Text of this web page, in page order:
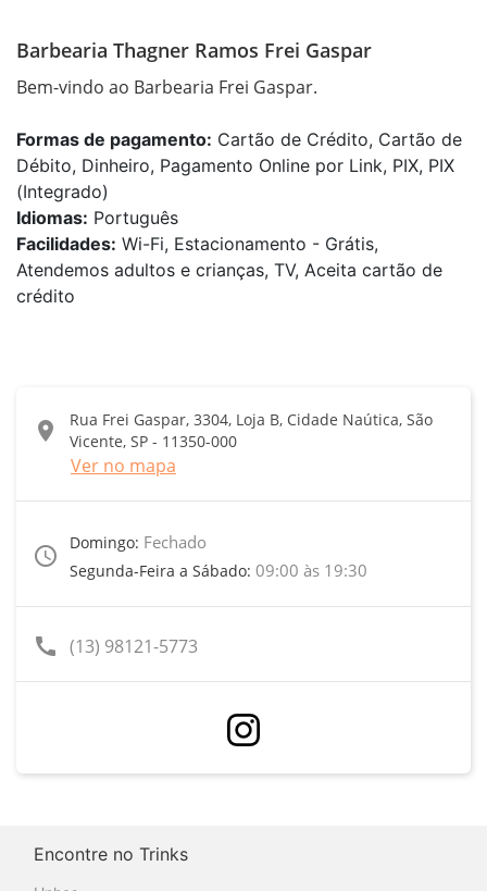
Barbearia Thagner Ramos Frei Gaspar
Bem-vindo ao Barbearia Frei Gaspar.
Formas de pagamento: Cartão de Crédito, Cartão de
Débito, Dinheiro, Pagamento Online por Link, PIX, PIX
(Integrado)
Idiomas: Português
Facilidades: Wi-Fi, Estacionamento - Grátis,
Atendemos adultos e crianças, TV, Aceita cartão de
crédito
location_on
Rua Frei Gaspar, 3304, Loja B, Cidade Naútica, São
Vicente, SP - 11350-000
Ver no mapa
access_time
Domingo: Fechado
Segunda-Feira a Sábado: 09:00 às 19:30
call (13) 98121-5773
Encontre no Trinks